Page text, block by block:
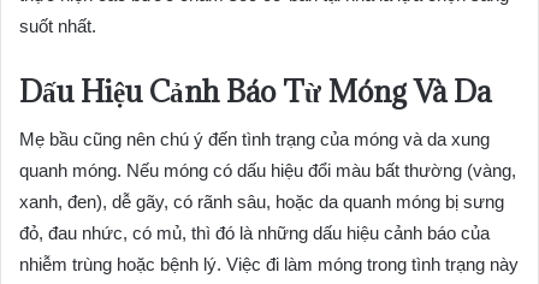
suốt nhất.
Dấu Hiệu Cảnh Báo Từ Móng Và Da
Mẹ bầu cũng nên chú ý đến tình trạng của móng và da xung
quanh móng. Nếu móng có dấu hiệu đổi màu bất thường (vàng,
xanh, đen), dễ gãy, có rãnh sâu, hoặc da quanh móng bị sưng
đỏ, đau nhức, có mủ, thì đó là những dấu hiệu cảnh báo của
nhiễm trùng hoặc bệnh lý. Việc đi làm móng trong tình trạng này